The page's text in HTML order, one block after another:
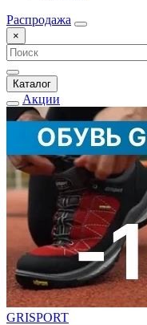
Распродажа
×
Каталог
Акции
GRISPORT